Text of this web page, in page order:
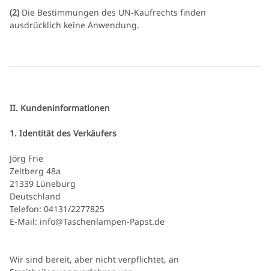
(2)Die Bestimmungen des UN-Kaufrechts finden
ausdrücklich keine Anwendung.
II. Kundeninformationen
1. Identität des Verkäufers
Jörg Frie
Zeltberg 48a
21339 Lüneburg
Deutschland
Telefon: 04131/2277825
E-Mail: info@Taschenlampen-Papst.de
Wir sind bereit, aber nicht verpflichtet, an